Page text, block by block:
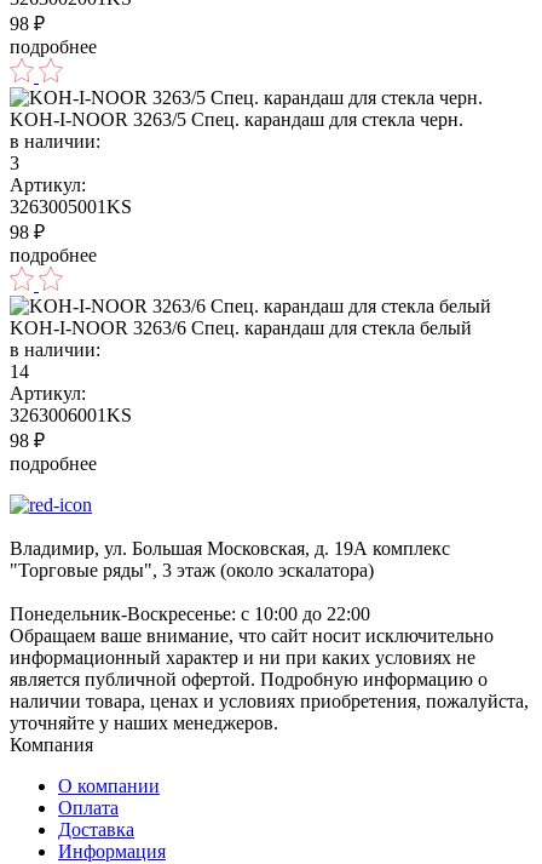
98 ₽
подробнее
KOH-I-NOOR 3263/5 Спец. карандаш для стекла черн.
в наличии:
3
Артикул:
3263005001KS
98 ₽
подробнее
KOH-I-NOOR 3263/6 Спец. карандаш для стекла белый
в наличии:
14
Артикул:
3263006001KS
98 ₽
подробнее
Владимир, ул. Большая Московская, д. 19А комплекс
"Торговые ряды", 3 этаж (около эскалатора)
Понедельник-Воскресенье: с 10:00 до 22:00
Обращаем ваше внимание, что сайт носит исключительно
информационный характер и ни при каких условиях не
является публичной офертой. Подробную информацию о
наличии товара, ценах и условиях приобретения, пожалуйста,
уточняйте у наших менеджеров.
Компания
О компании
Оплата
Доставка
Информация